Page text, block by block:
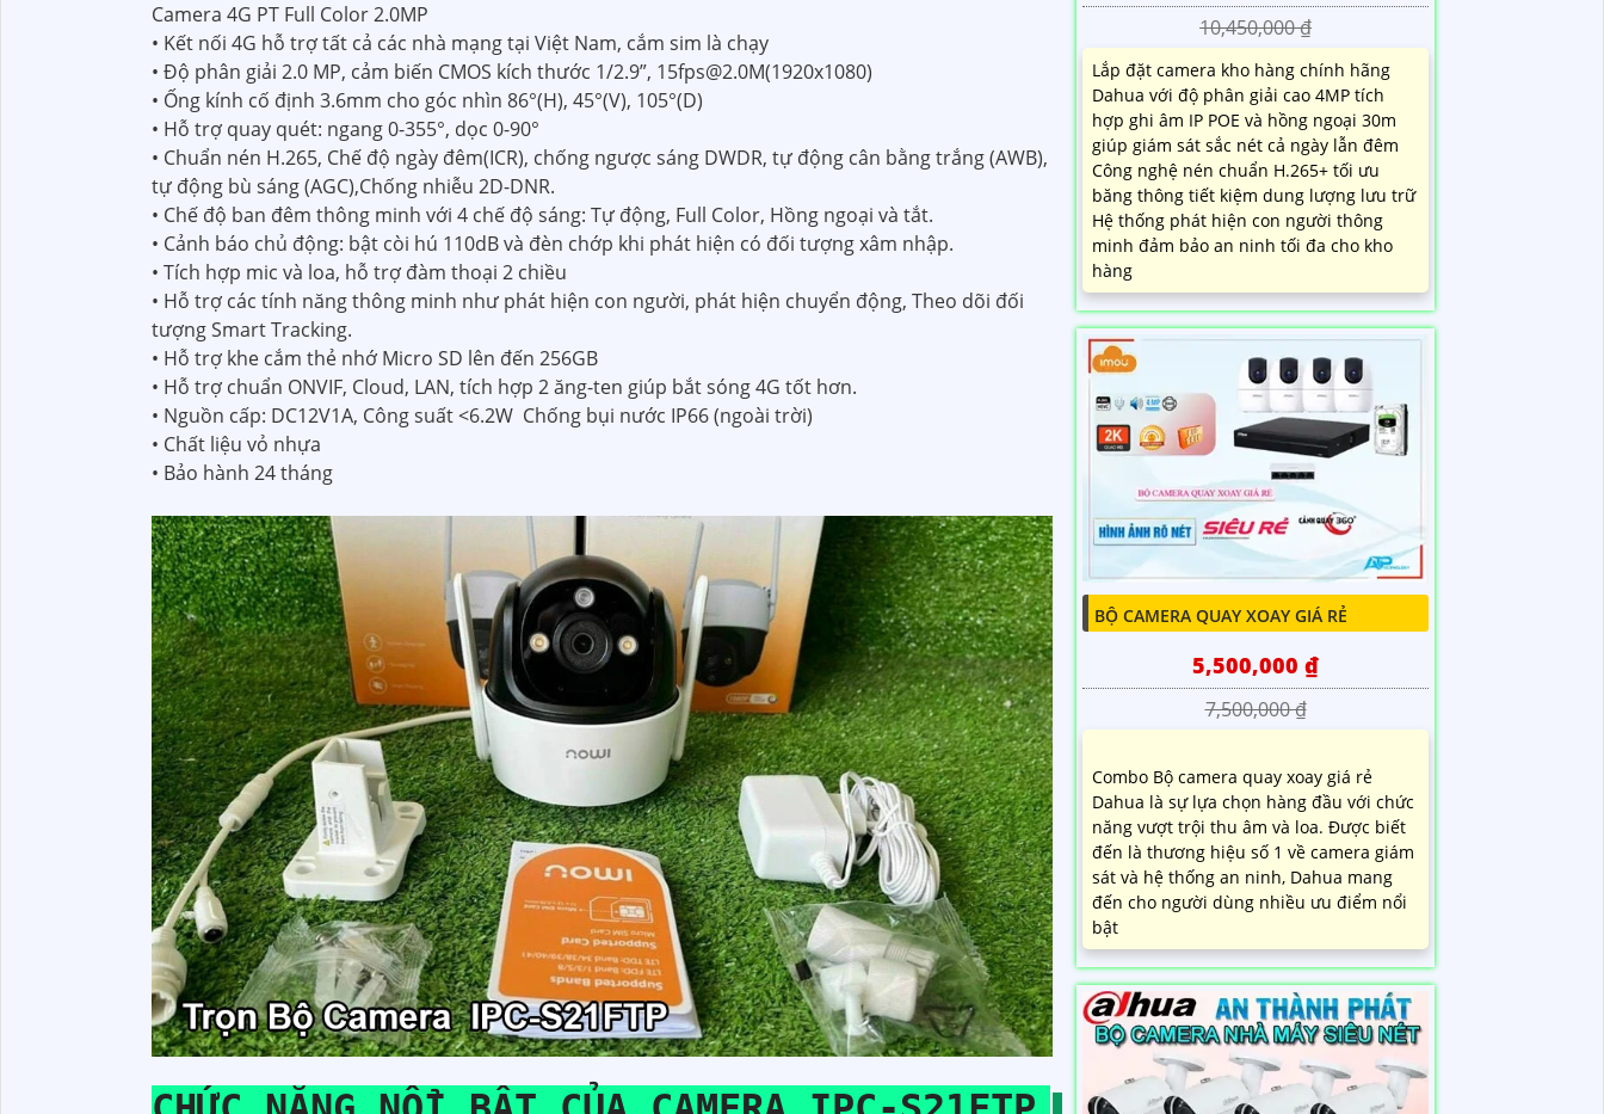
Camera 4G PT Full Color 2.0MP
• Kết nối 4G hỗ trợ tất cả các nhà mạng tại Việt Nam, cắm sim là chạy
• Độ phân giải 2.0 MP, cảm biến CMOS kích thước 1/2.9”, 15fps@2.0M(1920x1080)
• Ống kính cố định 3.6mm cho góc nhìn 86°(H), 45°(V), 105°(D)
• Hỗ trợ quay quét: ngang 0-355°, dọc 0-90°
• Chuẩn nén H.265, Chế độ ngày đêm(ICR), chống ngược sáng DWDR, tự động cân bằng trắng (AWB),
tự động bù sáng (AGC),Chống nhiễu 2D-DNR.
• Chế độ ban đêm thông minh với 4 chế độ sáng: Tự động, Full Color, Hồng ngoại và tắt.
• Cảnh báo chủ động: bật còi hú 110dB và đèn chớp khi phát hiện có đối tượng xâm nhập.
• Tích hợp mic và loa, hỗ trợ đàm thoại 2 chiều
• Hỗ trợ các tính năng thông minh như phát hiện con người, phát hiện chuyển động, Theo dõi đối
tượng Smart Tracking.
• Hỗ trợ khe cắm thẻ nhớ Micro SD lên đến 256GB
• Hỗ trợ chuẩn ONVIF, Cloud, LAN, tích hợp 2 ăng-ten giúp bắt sóng 4G tốt hơn.
• Nguồn cấp: DC12V1A, Công suất <6.2W Chống bụi nước IP66 (ngoài trời)
• Chất liệu vỏ nhựa
• Bảo hành 24 tháng
10,450,000 ₫
Lắp đặt camera kho hàng chính hãng
Dahua với độ phân giải cao 4MP tích
hợp ghi âm IP POE và hồng ngoại 30m
giúp giám sát sắc nét cả ngày lẫn đêm
Công nghệ nén chuẩn H.265+ tối ưu
băng thông tiết kiệm dung lượng lưu trữ
Hệ thống phát hiện con người thông
minh đảm bảo an ninh tối đa cho kho
hàng
BỘ CAMERA QUAY XOAY GIÁ RẺ
5,500,000 ₫
7,500,000 ₫
Combo Bộ camera quay xoay giá rẻ
Dahua là sự lựa chọn hàng đầu với chức
năng vượt trội thu âm và loa. Được biết
đến là thương hiệu số 1 về camera giám
sát và hệ thống an ninh, Dahua mang
đến cho người dùng nhiều ưu điểm nổi
bật